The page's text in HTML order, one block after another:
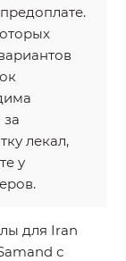
за
лекал,
у
для Iran
с